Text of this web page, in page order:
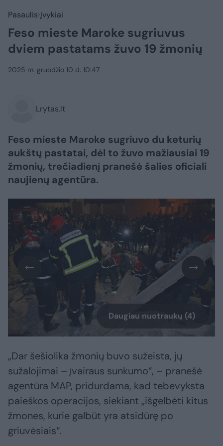
Pasaulis Įvykiai
Feso mieste Maroke sugriuvus
dviem pastatams žuvo 19 žmonių
2025 m. gruodžio 10 d. 10:47
Lrytas.lt
Feso mieste Maroke sugriuvo du keturių
aukštų pastatai, dėl to žuvo mažiausiai 19
žmonių, trečiadienį pranešė šalies oficiali
naujienų agentūra.
Daugiau nuotraukų (4)
„Dar šešiolika žmonių buvo sužeista, jų
sužalojimai – įvairaus sunkumo“, – pranešė
agentūra MAP, pridurdama, kad tebevyksta
paieškos operacijos, siekiant „išgelbėti kitus
žmones, kurie galbūt yra atsidūrę po
griuvėsiais“.